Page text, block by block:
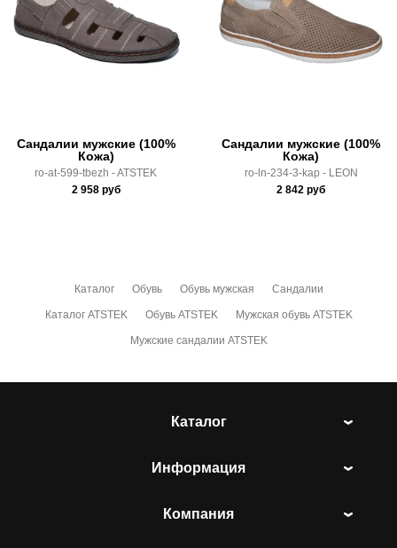
Почтой Росии и СДЭК.
Здесь вы можете более детально ознакомиться с
Сандалии мужские (100%
Кожа)
ro-at-599-tbezh - ATSTEK
2 958руб
Сандалии мужские (100%
Кожа)
ro-ln-234-3-kap - LEON
2 842 руб
Каталог Обувь Обувь мужская Сандалии
Каталог ATSTEK Обувь ATSTEK Мужская обувь ATSTEK
Мужские сандалии ATSTEK
Каталог
Информация
Компания